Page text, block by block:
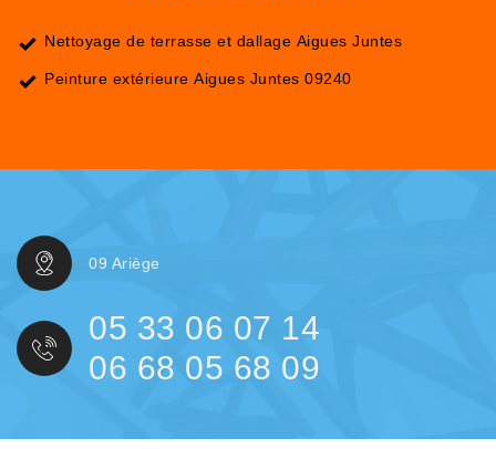
Nettoyage de terrasse et dallage Aigues Juntes
Peinture extérieure Aigues Juntes 09240
09 Ariège
05 33 06 07 14
06 68 05 68 09